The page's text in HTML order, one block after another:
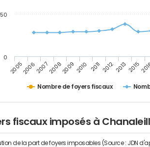
Nombre de foyers fiscaux
200520062007200820092010 2011 201220132015
0
50
fiscaux imposés à
de la part de foyers imposables (Source : JDN